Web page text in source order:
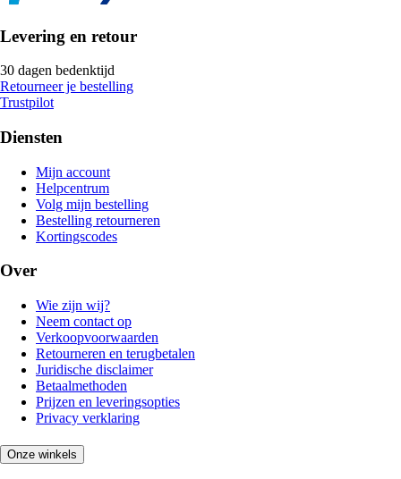
Levering en retour
30 dagen bedenktijd
Retourneer je bestelling
Trustpilot
Diensten
Mijn account
Helpcentrum
Volg mijn bestelling
Bestelling retourneren
Kortingscodes
Over
Wie zijn wij?
Neem contact op
Verkoopvoorwaarden
Retourneren en terugbetalen
Juridische disclaimer
Betaalmethoden
Prijzen en leveringsopties
Privacy verklaring
Onze winkels